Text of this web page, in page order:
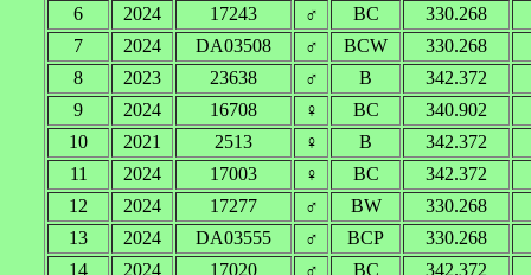
6
2024 17243 ♂ BC
330.268
7
2024 DA03508 ♂ BCW
330.268
8
2023 23638 ♂ B
342.372
9
2024 16708 ♀ BC
340.902
10
2021 2513 ♀ B
342.372
11
2024 17003 ♀ BC
342.372
12
2024 17277 ♂ BW
330.268
13
2024 DA03555 ♂ BCP
330.268
14
2024 17020 ♂ BC 342.372